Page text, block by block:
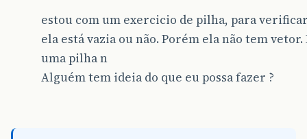
inicio
{
System
while(aux!=null)
estou com um exercicio de pilha, para
ela está vazia ou não. Porém ela não tem vetor.
uma pilha n
Alguém tem ideia do que eu possa fazer ?